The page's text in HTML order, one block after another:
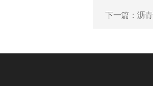
下一篇： 沥